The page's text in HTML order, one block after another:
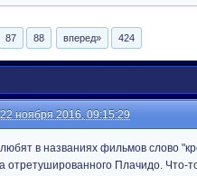
87 88 вперед» 424
ноября 2016, 09:15:29
в названиях фильмов слово
отретушированного Плачидо. Что-